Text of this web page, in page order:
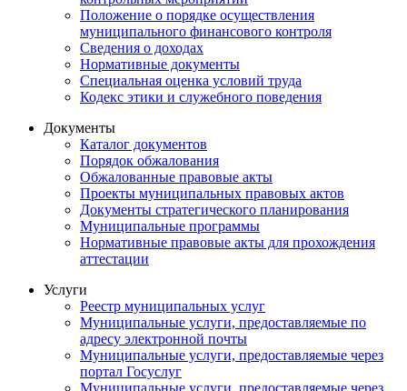
Положение о порядке осуществления
муниципального финансового контроля
Сведения о доходах
Нормативные документы
Специальная оценка условий труда
Кодекс этики и служебного поведения
Документы
Каталог документов
Порядок обжалования
Обжалованные правовые акты
Проекты муниципальных правовых актов
Документы стратегического планирования
Муниципальные программы
Нормативные правовые акты для прохождения
аттестации
Услуги
Реестр муниципальных услуг
Муниципальные услуги, предоставляемые по
адресу электронной почты
Муниципальные услуги, предоставляемые через
портал Госуслуг